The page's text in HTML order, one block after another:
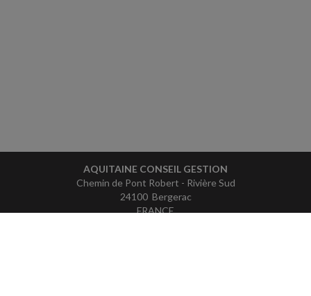
AQUITAINE CONSEIL GESTION
Chemin de Pont Robert - Rivière Sud
24100 Bergerac
FRANCE